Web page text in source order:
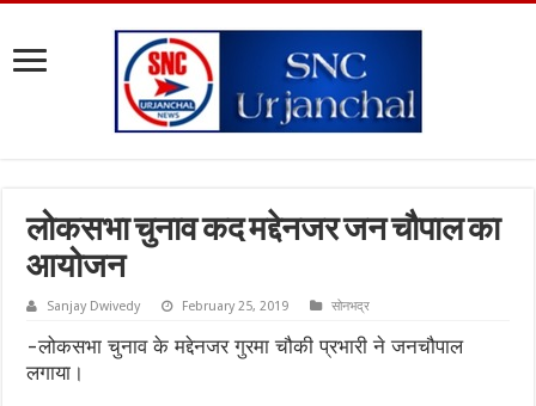
लोकसभा चुनाव कद मद्देनजर जन चौपाल का
आयोजन
Sanjay Dwivedy February 25, 2019 सोनभद्र
-लोकसभा चुनाव के मद्देनजर गुरमा चौकी प्रभारी ने जनचौपाल
लगाया।